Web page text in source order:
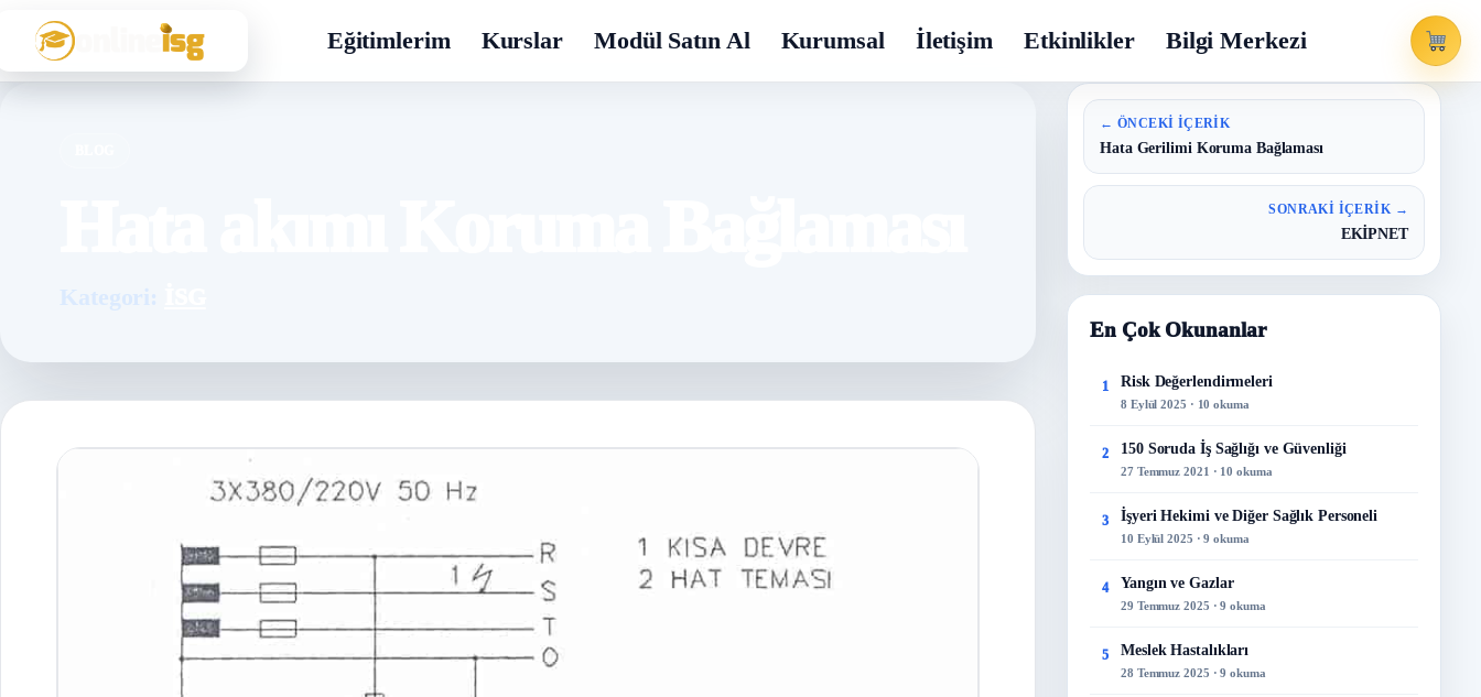
Eğitimlerim Kurslar Modül Satın Al Kurumsal İletişim Etkinlikler Bilgi Merkezi
Kategori:
← ÖNCEKI İÇERIK
Hata Gerilimi Koruma Bağlaması
SONRAKI İÇERIK →
EKİPNET
En Çok Okunanlar
1 Risk Değerlendirmeleri
8 Eylül 2025 · 10 okuma
2 150 Soruda İş Sağlığı ve Güvenliği
27 Temmuz 2021 · 10 okuma
3 İşyeri Hekimi ve Diğer Sağlık Personeli
10 Eylül 2025 · 9 okuma
4 Yangın ve Gazlar
29 Temmuz 2025 · 9 okuma
5 Meslek Hastalıkları
28 Temmuz 2025 · 9 okuma